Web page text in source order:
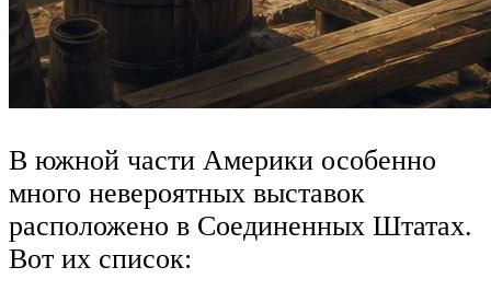
В южной части Америки особенно
много невероятных выставок
расположено в Соединенных Штатах.
Вот их список: